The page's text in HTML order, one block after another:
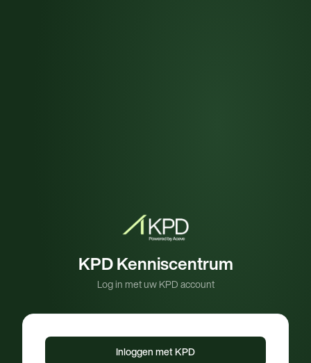
KPD Kenniscentrum
Log in met uw KPD account
Inloggen met KPD